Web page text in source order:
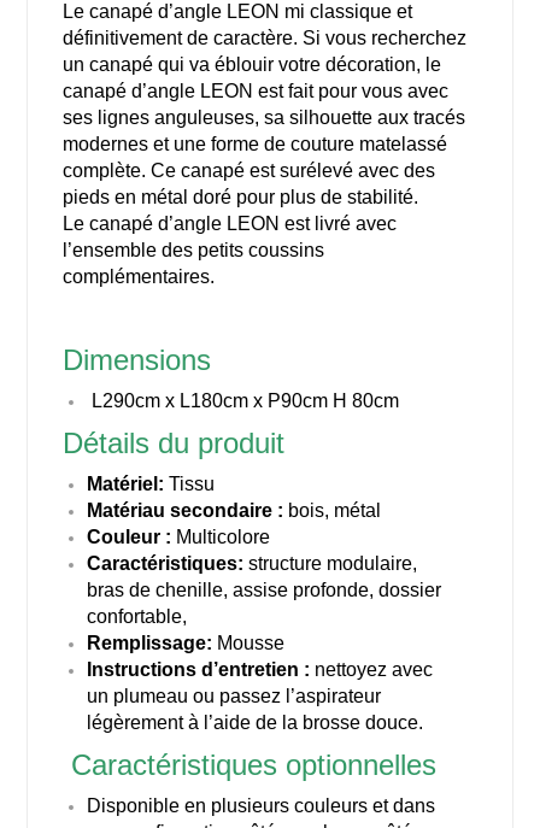
Le canapé d’angle LEON mi classique et
définitivement de caractère. Si vous recherchez
un canapé qui va éblouir votre décoration, le
canapé d’angle LEON est fait pour vous avec
ses lignes anguleuses, sa silhouette aux tracés
modernes et une forme de couture matelassé
complète. Ce canapé est surélevé avec des
pieds en métal doré pour plus de stabilité.
Le canapé d’angle LEON est livré avec
l’ensemble des petits coussins
complémentaires.
Dimensions
L290cm x L180cm x P90cm H 80cm
Détails du produit
Matériel: Tissu
Matériau secondaire : bois, métal
Couleur : Multicolore
Caractéristiques: structure modulaire,
bras de chenille, assise profonde, dossier
confortable,
Remplissage: Mousse
Instructions d’entretien : nettoyez avec
un plumeau ou passez l’aspirateur
légèrement à l’aide de la brosse douce.
Caractéristiques optionnelles
Disponible en plusieurs couleurs et dans